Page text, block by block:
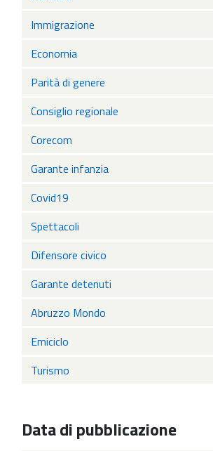
Immigrazione
Economia
Parità di genere
Consiglio regionale
Corecom
Garante infanzia
Covid19
Spettacoli
Difensore civico
Garante detenuti
Abruzzo Mondo
Emiciclo
Turismo
Data di pubblicazione